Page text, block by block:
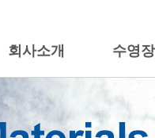
회사소개 수영